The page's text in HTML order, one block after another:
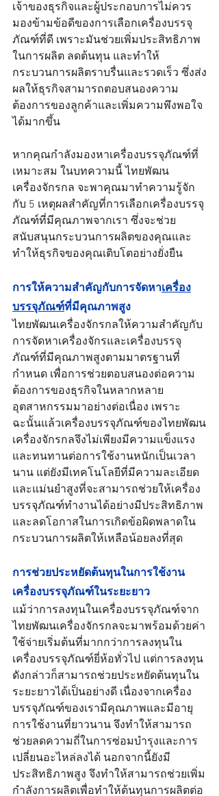
เจ้าของธุรกิจและผู้ประกอบการไม่ควร
มองข้ามข้อดีของการเลือกเครื่องบรรจุ
ภัณฑ์ที่ดี เพราะมันช่วยเพิ่มประสิทธิภาพ
ในการผลิต ลดต้นทุน และทำให้
กระบวนการผลิตราบรื่นและรวดเร็ว ซึ่งส่ง
ผลให้ธุรกิจสามารถตอบสนองความ
ต้องการของลูกค้าและเพิ่มความพึงพอใจ
ได้มากขึ้น
หากคุณกำลังมองหาเครื่องบรรจุภัณฑ์ที่
เหมาะสม ในบทความนี้ ไทยพัฒน
เครื่องจักรกล จะพาคุณมาทำความรู้จัก
กับ 5 เหตุผลสำคัญที่การเลือกเครื่องบรรจุ
ภัณฑ์ที่มีคุณภาพจากเรา ซึ่งจะช่วย
สนับสนุนกระบวนการผลิตของคุณและ
ทำให้ธุรกิจของคุณเติบโตอย่างยั่งยืน
การให้ความสำคัญกับการจัดหาเครื่อง
บรรจุภัณฑ์ที่มีคุณภาพสูง
ไทยพัฒนเครื่องจักรกลให้ความสำคัญกับ
การจัดหาเครื่องจักรและเครื่องบรรจุ
ภัณฑ์ที่มีคุณภาพสูงตามมาตรฐานที่
กำหนด เพื่อการช่วยตอบสนองต่อความ
ต้องการของธุรกิจในหลากหลาย
อุตสาหกรรมมาอย่างต่อเนื่อง เพราะ
ฉะนั้นแล้วเครื่องบรรจุภัณฑ์ของไทยพัฒน
เครื่องจักรกลจึงไม่เพียงมีความแข็งแรง
และทนทานต่อการใช้งานหนักเป็นเวลา
นาน แต่ยังมีเทคโนโลยีที่มีความละเอียด
และแม่นยำสูงที่จะสามารถช่วยให้เครื่อง
บรรจุภัณฑ์ทำงานได้อย่างมีประสิทธิภาพ
และลดโอกาสในการเกิดข้อผิดพลาดใน
กระบวนการผลิตให้เหลือน้อยลงที่สุด
การช่วยประหยัดต้นทุนในการใช้งาน
เครื่องบรรจุภัณฑ์ในระยะยาว
แม้ว่าการลงทุนในเครื่องบรรจุภัณฑ์จาก
ไทยพัฒนเครื่องจักรกลจะมาพร้อมด้วยค่า
ใช้จ่ายเริ่มต้นที่มากกว่าการลงทุนใน
เครื่องบรรจุภัณฑ์ยี่ห้อทั่วไป แต่การลงทุน
ดังกล่าวก็สามารถช่วยประหยัดต้นทุนใน
ระยะยาวได้เป็นอย่างดี เนื่องจากเครื่อง
บรรจุภัณฑ์ของเรามีคุณภาพและมีอายุ
การใช้งานที่ยาวนาน จึงทำให้สามารถ
ช่วยลดความถี่ในการซ่อมบำรุงและการ
เปลี่ยนอะไหล่ลงได้ นอกจากนี้ยังมี
ประสิทธิภาพสูง จึงทำให้สามารถช่วยเพิ่ม
กำลังการผลิตเพื่อทำให้ต้นทุนการผลิตต่อ